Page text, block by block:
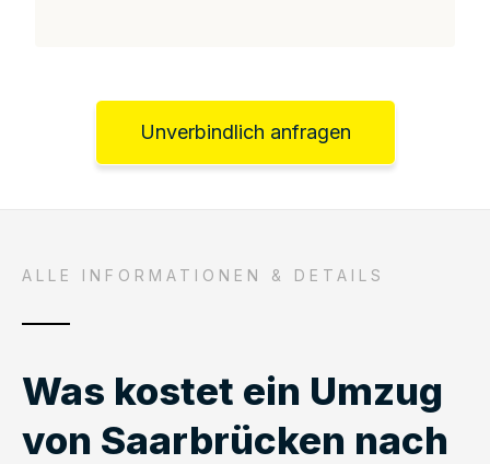
Unverbindlich anfragen
ALLE INFORMATIONEN & DETAILS
Was kostet ein Umzug
von Saarbrücken nach